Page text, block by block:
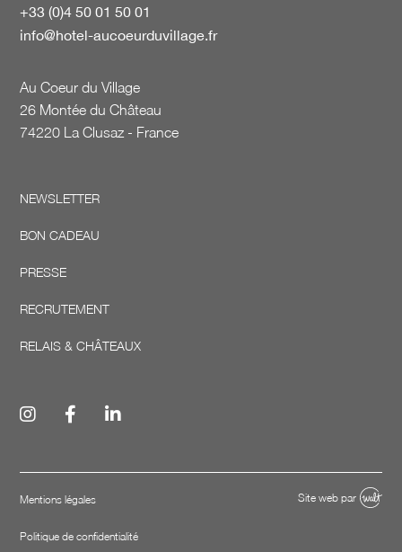
+33 (0)4 50 01 50 01
info@hotel-aucoeurduvillage.fr
Au Coeur du Village
26 Montée du Château
74220 La Clusaz - France
NEWSLETTER
BON CADEAU
PRESSE
RECRUTEMENT
RELAIS & CHÂTEAUX
Mentions légales
Politique de confidentialité
Site web par